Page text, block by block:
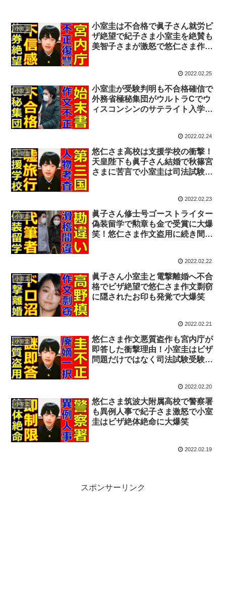
小室圭
小室圭は不合格で眞子さん就労ビ
ザ絶望で紀子さま小室圭を絶賛も
美智子さまが激怒で悠仁さま作文
2022.02.25
小室圭
小室圭が受験判明も不合格確信で
外務省極秘集団がウルトラCでウ
ィスコンシンのサテライト入学に
2022.02.24
小室圭
悠仁さま高校は支援学校の衝撃！
天皇陛下も眞子さん結婚で秋篠宮
さまに苦言で小室圭は司法試験受
2022.02.23
小室圭
眞子さん修士号ゴーストライター
偽装留学で勲章も金で受賞に大爆
笑！悠仁さま作文盗用に続き間抜
2022.02.22
小室圭
眞子さん小室圭と電撃離婚へ不合
格でビザ絶望で悠仁さま作文剽窃
に隠されたお印も発覚で大爆笑
2022.02.21
小室圭
悠仁さま作文悪質盗作も宮内庁が
即答した衝撃理由！小室圭はビザ
問題だけではなく司法試験受験資
2022.02.20
小室圭
悠仁さま筑波大附属高校で警察署
も異例人事で紀子さま激怒で小室
圭はビザ絶体絶命に大爆笑
2022.02.19
スポンサーリンク